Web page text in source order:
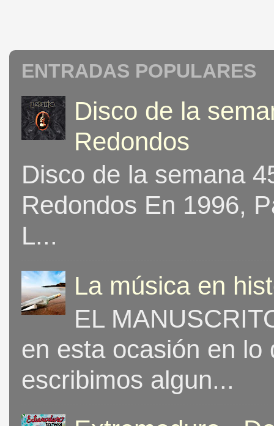
ENTRADAS POPULARES
Disco de la
Redondos
Disco de la semana
Redondos En 1996,
L...
La música en
EL
en esta ocasión en
escribimos algun...